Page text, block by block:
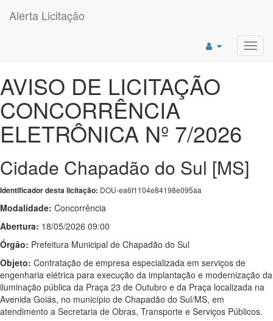
Alerta Licitação
AVISO DE LICITAÇÃO
CONCORRÊNCIA
ELETRÔNICA Nº 7/2026
Cidade Chapadão do Sul [MS]
Identificador desta licitação: DOU-ea6f1104e84198e095aa
Modalidade: Concorrência
Abertura: 18/05/2026 09:00
Órgão: Prefeitura Municipal de Chapadão do Sul
Objeto: Contratação de empresa especializada em serviços de
engenharia elétrica para execução da implantação e modernização da
iluminação pública da Praça 23 de Outubro e da Praça localizada na
Avenida Goiás, no município de Chapadão do Sul/MS, em
atendimento a Secretaria de Obras, Transporte e Serviços Públicos.